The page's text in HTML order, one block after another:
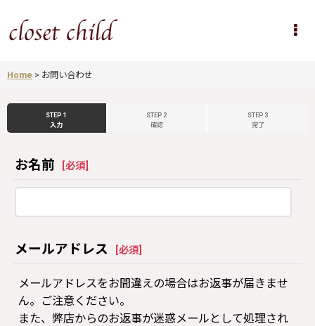
Home > お問い合わせ
STEP 1
入力
STEP 2
確認
STEP 3
完了
お名前 必須
メールアドレス 必須
メールアドレスをお間違えの場合はお返事が届きませ
ん。ご注意ください。
また、弊店からのお返事が迷惑メールとして処理され